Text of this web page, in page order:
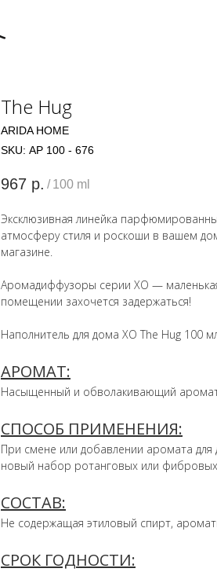
The Hug
ARIDA HOME
SKU: АР 100 - 676
967 р. / 100 ml
Эксклюзивная линейка
атмосферу стиля и роскоши в вашем
магазине.
Аромадиффузоры серии ХО —
помещении захочется задержаться!
Наполнитель для дома ХО The Hug 100
АРОМАТ:
Насыщенный и обволакивающий
СПОСОБ ПРИМЕНЕНИЯ:
При смене или добавлении аромата
новый набор ротанговых или
СОСТАВ:
Не содержащая этиловый спирт,
СРОК ГОДНОСТИ: